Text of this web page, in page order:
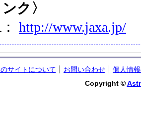
ク〉
http://www.jaxa.jp/
サイトについて お問い合わせ
個人情
Copyright ©